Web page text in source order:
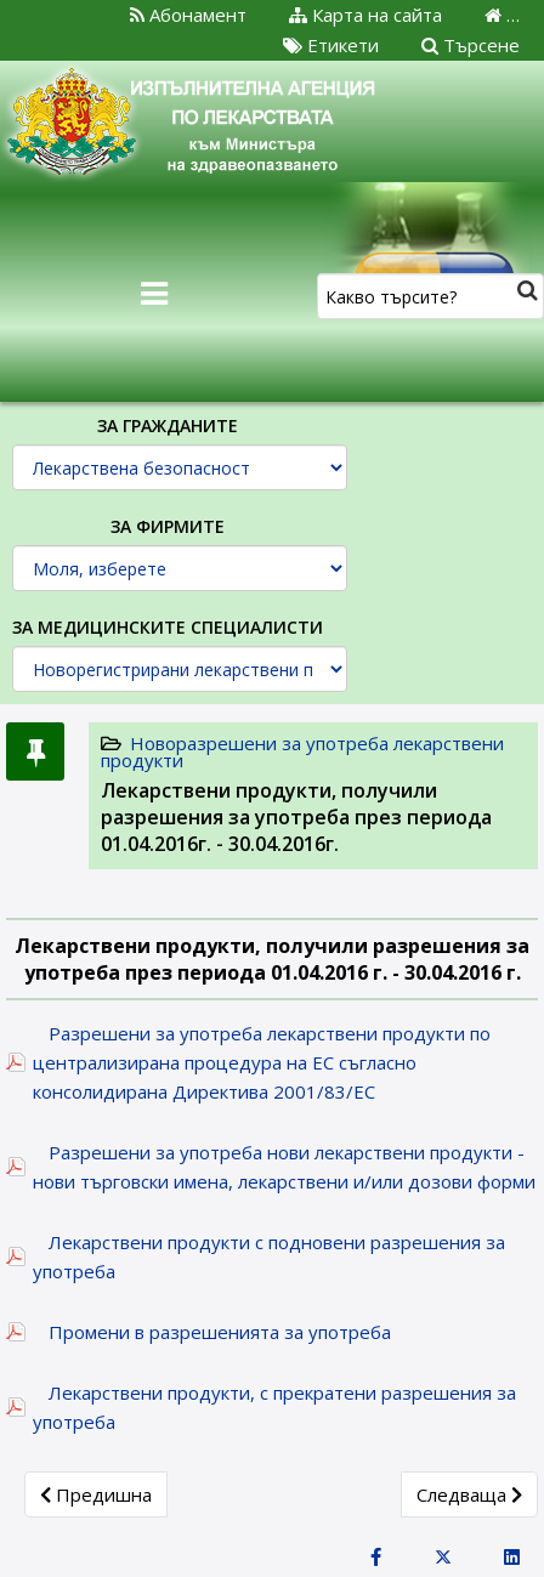
…
Карта на сайта
Абонамент
Търсене
Етикети
ЗА ГРАЖДАНИТЕ
ЗА ФИРМИТЕ
ЗА МЕДИЦИНСКИТЕ СПЕЦИАЛИСТИ
Новоразрешени за употреба лекарствени
продукти
Лекарствени продукти, получили
разрешения за употреба през периода
01.04.2016г. - 30.04.2016г.
Лекарствени продукти, получили разрешения за
употреба през периода 01.04.2016 г. - 30.04.2016 г.
Разрешени за употреба лекарствени продукти по
централизирана процедура на ЕС съгласно
консолидирана Директива 2001/83/ЕС
Разрешени за употреба нови лекарствени продукти -
нови търговски имена, лекарствени и/или дозови форми
Лекарствени продукти с подновени разрешения за
употреба
Промени в разрешенията за употреба
Лекарствени продукти, с прекратени разрешения за
употреба
Previous article: Лекарствени продукти, получили
Предишна Next article:
Следваща